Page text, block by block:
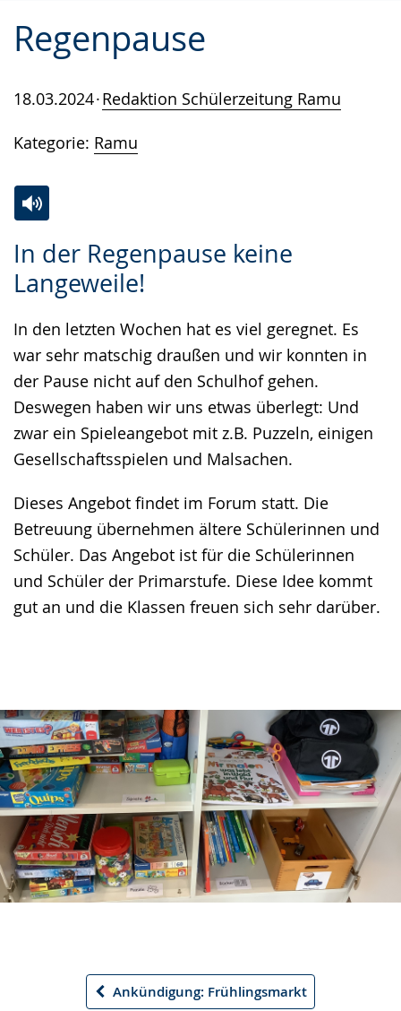
Regenpause
18.03.2024 Redaktion Schülerzeitung Ramu
Kategorie: Ramu
In der Regenpause keine
Langeweile!
In den letzten Wochen hat es viel geregnet. Es
war sehr matschig draußen und wir konnten in
der Pause nicht auf den Schulhof gehen.
Deswegen haben wir uns etwas überlegt: Und
zwar ein Spieleangebot mit z.B. Puzzeln, einigen
Gesellschaftsspielen und Malsachen.
Dieses Angebot findet im Forum statt. Die
Betreuung übernehmen ältere Schülerinnen und
Schüler. Das Angebot ist für die Schülerinnen
und Schüler der Primarstufe. Diese Idee kommt
gut an und die Klassen freuen sich sehr darüber.
Leichten
Sprache
Audio-
Unterstützung.
Video
in
Gebärdensprache
wird
angezeigt.
Vorheriger
Ankündigung: Frühlingsmarkt